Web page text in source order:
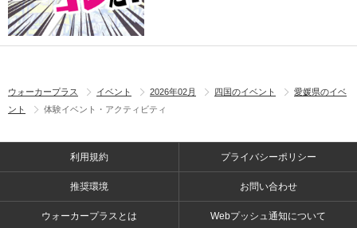
ウォーカープラス イベント 2026年02月 四国のイベント
愛媛県のイベ
ント
体験イベント・アクティビティ
利用規約 プライバシーポリシー
推奨環境 お問い合わせ
ウォーカープラスとは Webプッシュ通知について